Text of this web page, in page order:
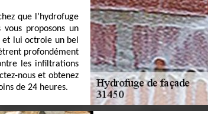
que l’hydrofuge
proposons un
lui octroie un bel
profondément
les infiltrations
nous et obtenez
de 24 heures.